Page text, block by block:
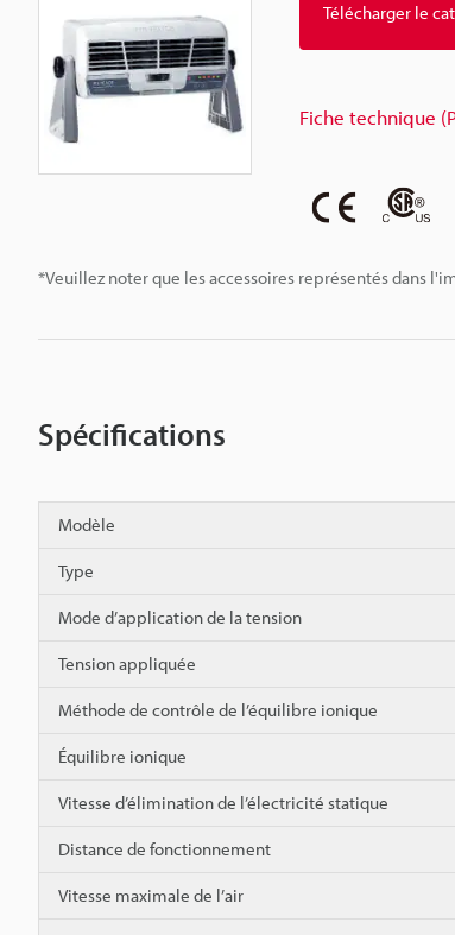
*Veuillez noter que les accessoires représentés dans
Télécharger le
Fiche technique
Spécifications
Modèle
Type
Mode d’application de la tension
Tension appliquée
Méthode de contrôle de l’équilibre ionique
Équilibre ionique
Vitesse d’élimination de l’électricité statique
Distance de fonctionnement
Vitesse maximale de l’air